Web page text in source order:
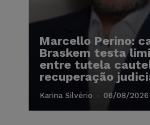
Marcello Perino:
Braskem testa
entre tutela
recuperação
Karina Silvério - 06/08/2026